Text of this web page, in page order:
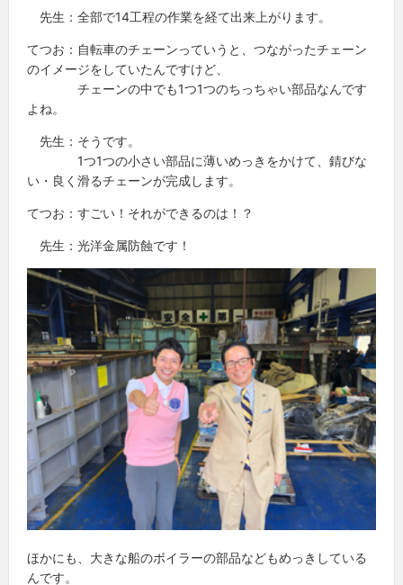
先生：全部で14工程の作業を経て出来上がります。
てつお：自転車のチェーンっていうと、つながったチェーン
のイメージをしていたんですけど、
チェーンの中でも1つ1つのちっちゃい部品なんです
よね。
先生：そうです。
1つ1つの小さい部品に薄いめっきをかけて、錆びな
い・良く滑るチェーンが完成します。
てつお：すごい！それができるのは！？
先生：光洋金属防蝕です！
ほかにも、大きな船のボイラーの部品などもめっきしている
んです。